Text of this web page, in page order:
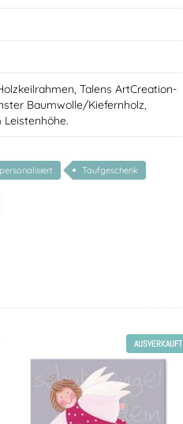
Talens ArtCreation-
Baumwolle/Kiefernholz,
personalisiert Taufgeschenk
AUSVERKAUFT